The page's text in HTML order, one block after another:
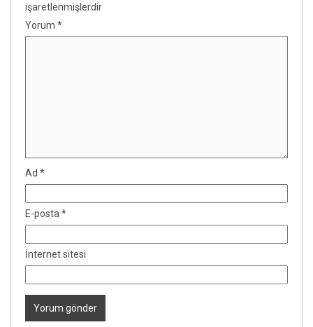
işaretlenmişlerdir
Yorum *
Ad *
E-posta *
İnternet sitesi